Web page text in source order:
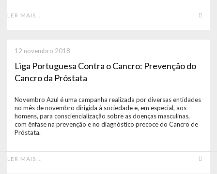
LER MAIS …
Liga Portuguesa Contra o Cancro: Prevenção do
Cancro da Próstata
12 novembro 2018
Novembro Azul é uma campanha realizada por diversas entidades
no mês de novembro dirigida à sociedade e, em especial, aos
homens, para consciencialização sobre as doenças masculinas,
com ênfase na prevenção e no diagnóstico precoce do Cancro de
Próstata.
LER MAIS …